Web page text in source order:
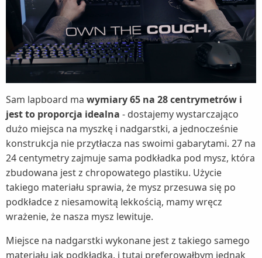
Sam lapboard ma wymiary 65 na 28 centrymetrów i
jest to proporcja idealna - dostajemy wystarczająco
dużo miejsca na myszkę i nadgarstki, a jednocześnie
konstrukcja nie przytłacza nas swoimi gabarytami. 27 na
24 centymetry zajmuje sama podkładka pod mysz, która
zbudowana jest z chropowatego plastiku. Użycie
takiego materiału sprawia, że mysz przesuwa się po
podkładce z niesamowitą lekkością, mamy wręcz
wrażenie, że nasza mysz lewituje.
Miejsce na nadgarstki wykonane jest z takiego samego
materiału jak podkładka, i tutaj preferowałbym jednak